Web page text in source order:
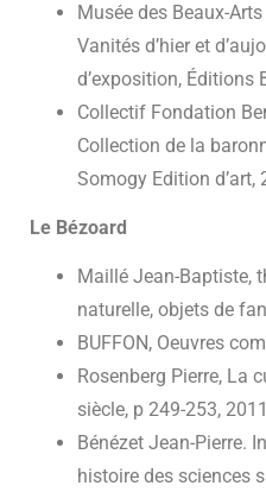
Musée des Beaux-
Vanités d’hier et
d’exposition, Éditions
Collectif Fondation
Collection de la
Somogy Edition d’art,
Le Bézoard
Maillé Jean-Baptiste,
naturelle, objets de
BUFFON, Oeuvres
Rosenberg Pierre, La
siècle, p 249-253, 2011
Bénézet Jean-Pierre.
histoire des sciences